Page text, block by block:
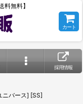
料無料】
カート
採用情報
ニバース] [SS]